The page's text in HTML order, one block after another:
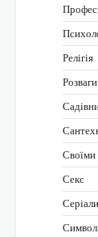
Релігія
Розваги
Секс
Серіали